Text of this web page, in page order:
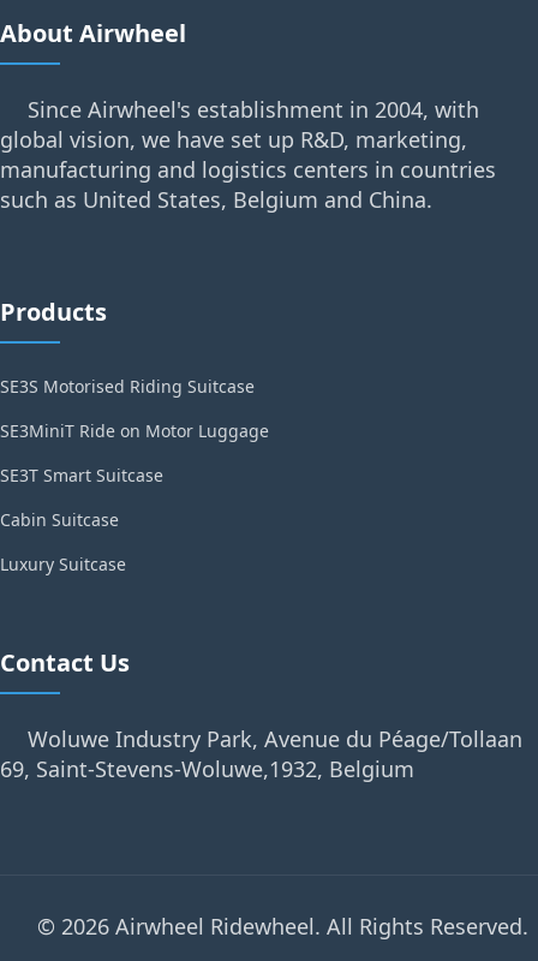
About Airwheel
Since Airwheel's establishment in 2004, with
global vision, we have set up R&D, marketing,
manufacturing and logistics centers in countries
such as United States, Belgium and China.
Products
SE3S Motorised Riding Suitcase
SE3MiniT Ride on Motor Luggage
SE3T Smart Suitcase
Cabin Suitcase
Luxury Suitcase
Contact Us
Woluwe Industry Park, Avenue du Péage/Tollaan
69, Saint-Stevens-Woluwe,1932, Belgium
© 2026 Airwheel Ridewheel. All Rights Reserved.